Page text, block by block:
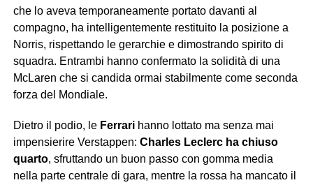
che lo aveva temporaneamente portato davanti al
compagno, ha intelligentemente restituito la posizione a
Norris, rispettando le gerarchie e dimostrando spirito di
squadra. Entrambi hanno confermato la solidità di una
McLaren che si candida ormai stabilmente come seconda
forza del Mondiale.
Dietro il podio, le Ferrarihanno lottato ma senza mai
impensierire Verstappen: Charles Leclerc ha chiuso
quarto, sfruttando un buon passo con gomma media
nella parte centrale di gara, mentre la rossa ha mancato il